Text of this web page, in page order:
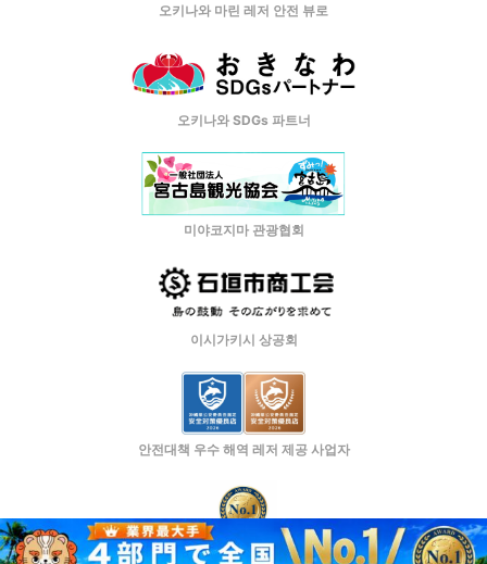
오키나와 마린 레저 안전 뷰로
오키나와 SDGs 파트너
미야코지마 관광협회
이시가키시 상공회
안전대책 우수 해역 레저 제공 사업자
日本マーケティングリサーチ機構認定